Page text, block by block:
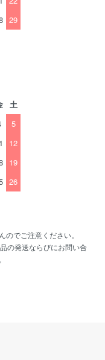
29
土
5
12
19
26
でご注意ください。
の発送ならびにお問い合